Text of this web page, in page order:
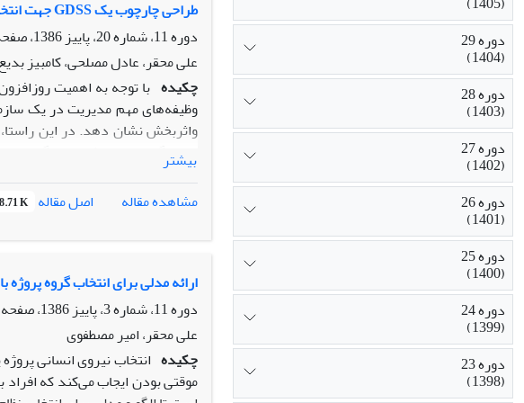
طراحی چارچوب یک GDSS جهت انتخاب شاخصهای سنجش و مدیریت سرمایه های دانسته ای در یک شرکت خودروساز ایرانی
دوره 11، شماره 20، پاییز 1386، صفحه
علی محقر، عادل مصلحی، کامبیز
چکیده
وظیفه‌‌‌های مهم مدیریت در یک
واثربخش نشان دهد. در این
پشتیبانی می کند. در این مقاله
به‌کارگیری سرمایه‌‌‌های دانسته‌‌ای
بیشتر
مشاهده مقاله
اصل مقاله K
ارائه مدلی برای انتخاب گروه پروژه
دوره 11، شماره 3، پاییز 1386، صفحه
علی محقر، امیر مصطفوی
چکیده انتخاب نیروی انسانی
موقتی بودن ایجاب می‌کند که
دوره 29
(1404)
دوره 28
(1403)
دوره 27
(1402)
دوره 26
(1401)
دوره 25
(1400)
دوره 24
(1399)
دوره 23
(1398)